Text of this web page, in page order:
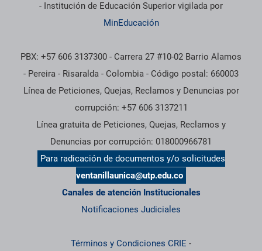
- Institución de Educación Superior vigilada por
MinEducación
PBX: +57 606 3137300 - Carrera 27 #10-02 Barrio Alamos
- Pereira - Risaralda - Colombia - Código postal: 660003
Línea de Peticiones, Quejas, Reclamos y Denuncias por
corrupción: +57 606 3137211
Línea gratuita de Peticiones, Quejas, Reclamos y
Denuncias por corrupción: 018000966781
Para radicación de documentos y/o solicitudes
ventanillaunica@utp.edu.co
Canales de atención Institucionales
Notificaciones Judiciales
Términos y Condiciones CRIE -